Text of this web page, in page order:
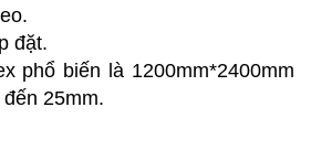
đặt.
phổ biến là 1200mm*2400mm
25mm.